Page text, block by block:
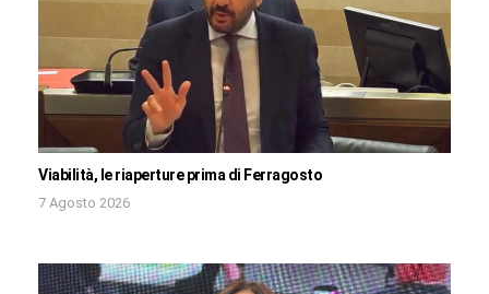
Viabilità, le riaperture prima di Ferragosto
7 Agosto 2026